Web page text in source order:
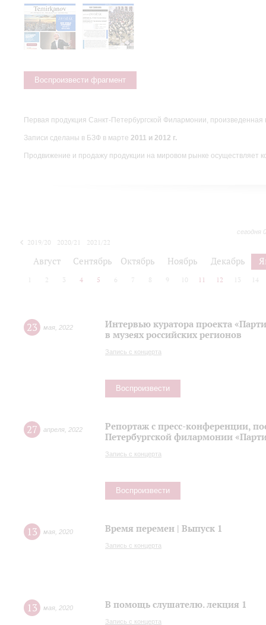
Воспроизвести фрагмент
Первая продукция Санкт-Петербургской Филармонии,
Записи сделаны в БЗФ в марте 2011 и 2012 г.
Продвижение и продажу продукции на мировом рынке осуществляет
сегодня
2019/20 2020/21 2021/22
Август Сентябрь Октябрь Ноябрь Декабрь
2 3 4 5 6 7 8 9 10 11 12 13 14
23 мая 2022
Интервью куратора проекта
в музеях российских регионов
Запись с концерта
Воспроизвести
27 апреля 2022
Репортаж с пресс-конференции,
Петербургской филармонии
Запись с концерта
Воспроизвести
13 мая 2020 Время перемен | Выпуск 1
Запись с концерта
13 мая 2020 В помощь слушателю. лекция 1
Запись с концерта